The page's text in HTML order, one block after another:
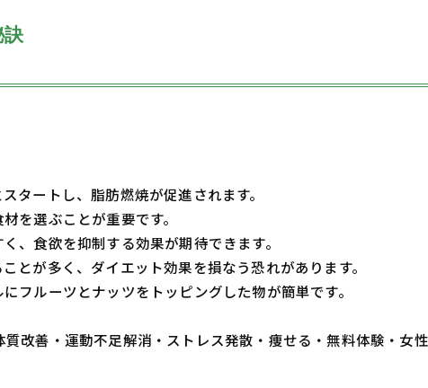
タートし、脂肪燃焼が促進されます。
を選ぶことが重要です。
、食欲を抑制する効果が期待できます。
とが多く、ダイエット効果を損なう恐れがあります。
フルーツとナッツをトッピングした物が簡単です。
改善・運動不足解消・ストレス発散・痩せる・無料体験・女